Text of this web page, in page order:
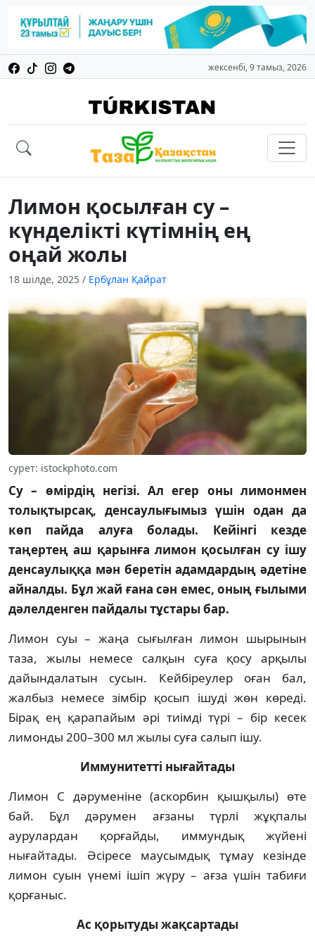
жексенбі, 9 тамыз, 2026
Лимон қосылған су –
күнделікті күтімнің ең
оңай жолы
18 шілде, 2025 / Ербұлан Қайрат
сурет: istockphoto.com
Су – өмірдің негізі. Ал егер оны лимонмен
толықтырсақ, денсаулығымыз үшін одан да
көп пайда алуға болады. Кейінгі кезде
таңертең аш қарынға лимон қосылған су ішу
денсаулыққа мән беретін адамдардың әдетіне
айналды. Бұл жай ғана сән емес, оның ғылыми
дәлелденген пайдалы тұстары бар.
Лимон суы – жаңа сығылған лимон шырынын
таза, жылы немесе салқын суға қосу арқылы
дайындалатын сусын. Кейбіреулер оған бал,
жалбыз немесе зімбір қосып ішуді жөн көреді.
Бірақ ең қарапайым әрі тиімді түрі – бір кесек
лимонды 200–300 мл жылы суға салып ішу.
Иммунитетті нығайтады
Лимон С дәруменіне (аскорбин қышқылы) өте
бай. Бұл дәрумен ағзаны түрлі жұқпалы
аурулардан қорғайды, иммундық жүйені
нығайтады. Әсіресе маусымдық тұмау кезінде
лимон суын үнемі ішіп жүру – ағза үшін табиғи
қорғаныс.
Ас қорытуды жақсартады